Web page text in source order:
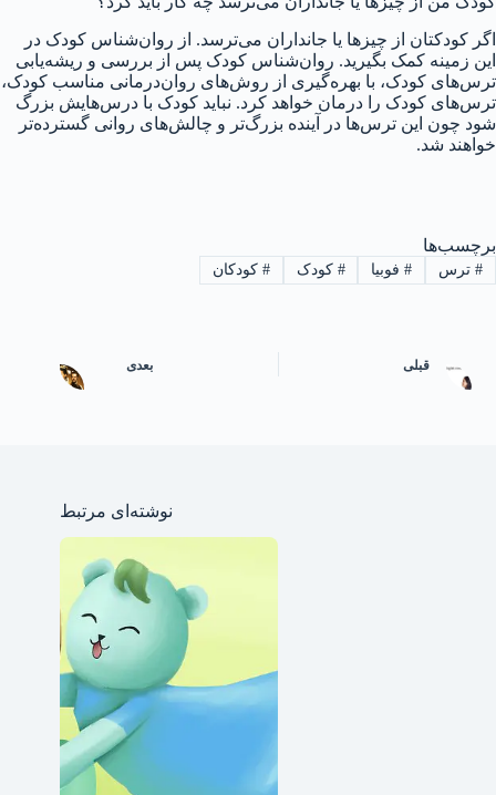
اگر کودکتان از چیزها یا جانداران می‌ترسد. از روان‌شناس کودک در
این زمینه کمک بگیرید. روان‌شناس کودک پس از بررسی و ریشه‌یابی
ترس‌های کودک، با بهره‌گیری از روش‌های روان‌درمانی مناسب کودک،
ترس‌های کودک را درمان خواهد کرد. نباید کودک با درس‌هایش بزرگ
شود چون این ترس‌ها در آینده بزرگ‌تر و چالش‌های روانی گسترده‌تر
خواهند شد.
برچسب‌ها
#ترس #فوبیا # کودک # کودکان
قبلی بعدی
نوشته‌ای مرتبط